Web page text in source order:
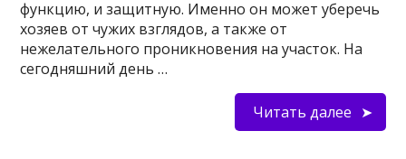
функцию, и защитную. Именно он может уберечь
хозяев от чужих взглядов, а также от
нежелательного проникновения на участок. На
сегодняшний день …
Читать далее